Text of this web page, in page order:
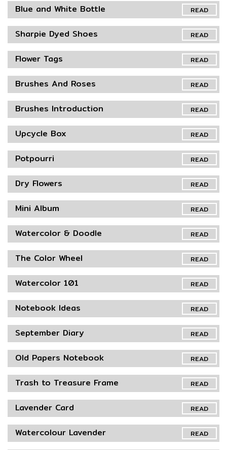
READ
Blue and White Bottle
READ
Sharpie Dyed Shoes
READ
Flower Tags
READ
Brushes And Roses
READ
Brushes Introduction
READ
Upcycle Box
READ
Potpourri
READ
Dry Flowers
READ
Mini Album
READ
Watercolor & Doodle
READ
The Color Wheel
READ
Watercolor 101
READ
Notebook Ideas
READ
September Diary
READ
Old Papers Notebook
READ
Trash to Treasure Frame
READ
Lavender Card
READ
Watercolour Lavender